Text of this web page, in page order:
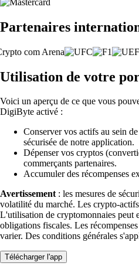
Partenaires
Utilisation de votre
Voici un aperçu de ce que vous
DigiByte activé :
Conserver vos actifs au sein
sécurisée de notre application.
Dépenser vos cryptos
commerçants partenaires.
Accumuler des récompenses
Avertissement : les mesures de
volatilité du marché. Les crypto-
L'utilisation de cryptomonnaies peut
obligations fiscales. Les
varier. Des conditions générales
Télécharger l'app